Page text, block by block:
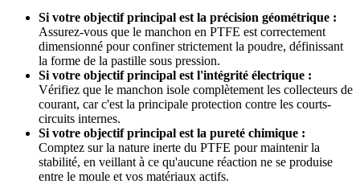
Si votre objectif principal est la précision géométrique :
Assurez-vous que le manchon en PTFE est correctement
dimensionné pour confiner strictement la poudre, définissant
la forme de la pastille sous pression.
Si votre objectif principal est l'intégrité électrique :
Vérifiez que le manchon isole complètement les collecteurs de
courant, car c'est la principale protection contre les courts-
circuits internes.
Si votre objectif principal est la pureté chimique :
Comptez sur la nature inerte du PTFE pour maintenir la
stabilité, en veillant à ce qu'aucune réaction ne se produise
entre le moule et vos matériaux actifs.